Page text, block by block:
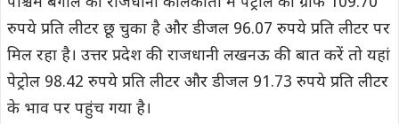
रुपये प्रति लीटर छू चुका है और डीजल 96.07 रुपये प्रति लीटर पर
मिल रहा है। उत्तर प्रदेश की राजधानी लखनऊ की बात करें तो यहां
पेट्रोल 98.42 रुपये प्रति लीटर और डीजल 91.73 रुपये प्रति लीटर
के भाव पर पहुंच गया है।